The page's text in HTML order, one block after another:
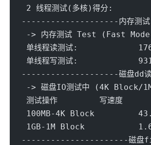
2 线程测试(多核)得分:
--------------------内存测
-> 内存测试 Test (Fast
单线程读测试:
单线程写测试:
--------------------磁盘dd读
-> 磁盘IO测试中 (4K Block/
测试操作
100MB-4K Block
1GB-1M Block		1.6
----------------------磁盘fio